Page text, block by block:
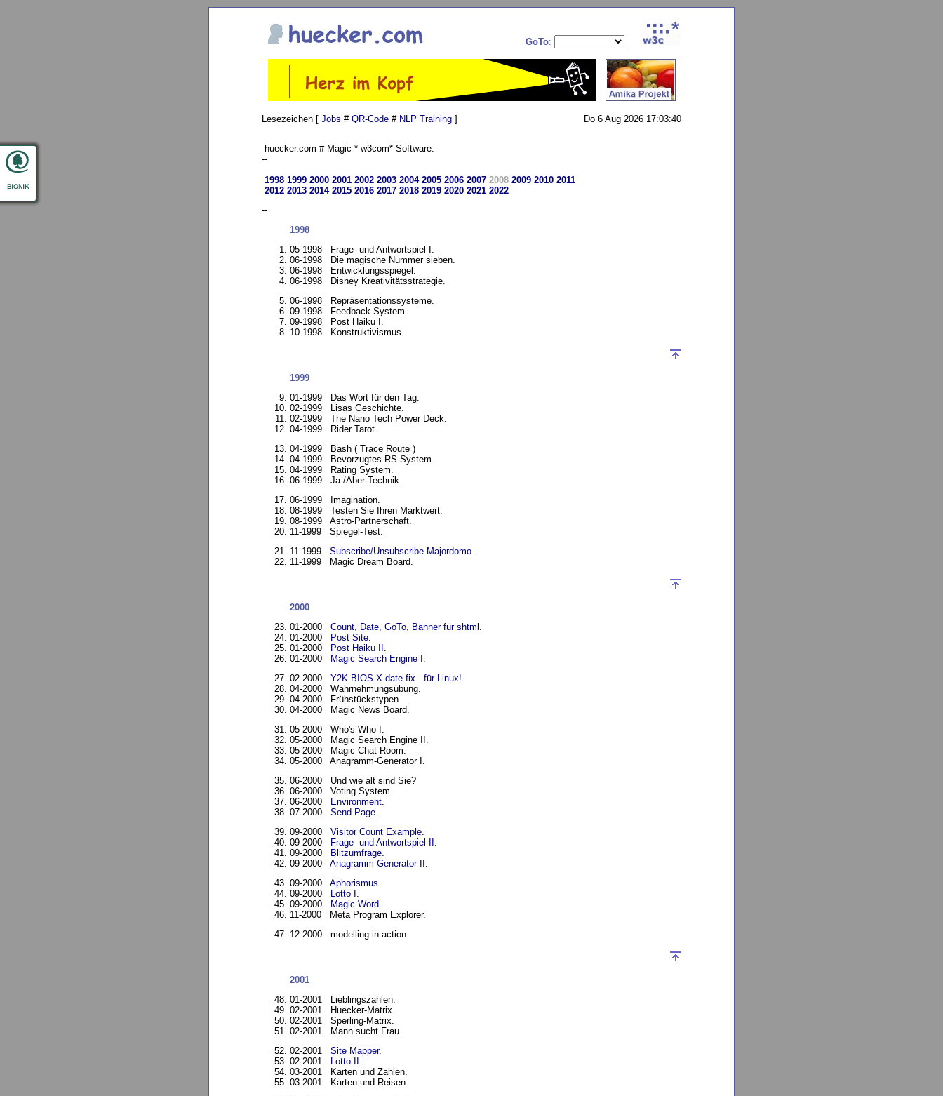
GoTo:
Lesezeichen [ Jobs # QR-Code # NLP Training ] Do 6 Aug 2026 17:03:40
huecker.com # Magic * w3com* Software.
--
1998 1999 2000 2001 2002 2003 2004 2005 2006 2007 2008 2009 2010 2011
2012 2013 2014 2015 2016 2017 2018 2019 2020 2021 2022
--
1998
05-1998 Frage- und Antwortspiel I.
06-1998 Die magische Nummer sieben.
06-1998 Entwicklungsspiegel.
06-1998 Disney Kreativitätsstrategie.
06-1998 Repräsentationssysteme.
09-1998 Feedback System.
09-1998 Post Haiku I.
10-1998 Konstruktivismus.
1999
01-1999 Das Wort für den Tag.
02-1999 Lisas Geschichte.
02-1999 The Nano Tech Power Deck.
04-1999 Rider Tarot.
04-1999 Bash ( Trace Route )
04-1999 Bevorzugtes RS-System.
04-1999 Rating System.
06-1999 Ja-/Aber-Technik.
06-1999 Imagination.
08-1999 Testen Sie Ihren Marktwert.
08-1999 Astro-Partnerschaft.
11-1999 Spiegel-Test.
11-1999 Subscribe/Unsubscribe Majordomo.
11-1999 Magic Dream Board.
2000
01-2000 Count, Date, GoTo, Banner für shtml .
01-2000
Post Site.
01-2000
Post Haiku II .
01-2000
Magic Search Engine I .
02-2000 Y2K BIOS X-date fix - für Linux!
04-2000 Wahrnehmungsübung.
04-2000 Frühstückstypen.
04-2000 Magic News Board.
05-2000 Who's Who I.
05-2000 Magic Search Engine II.
05-2000 Magic Chat Room.
05-2000 Anagramm-Generator I.
06-2000 Und wie alt sind Sie?
06-2000 Voting System.
06-2000
Environment.
07-2000 Send Page.
09-2000 Visitor Count Example.
09-2000
Frage- und Antwortspiel II .
09-2000
Blitzumfrage.
09-2000 Anagramm-Generator II .
09-2000 Aphorismus.
09-2000
Lotto I .
09-2000
Magic Word.
11-2000 Meta Program Explorer.
12-2000 modelling in action.
2001
01-2001 Lieblingszahlen.
02-2001 Huecker-Matrix.
02-2001 Sperling-Matrix.
02-2001 Mann sucht Frau.
02-2001 Site Mapper.
02-2001
Lotto II .
03-2001 Karten und Zahlen.
03-2001 Karten und Reisen.